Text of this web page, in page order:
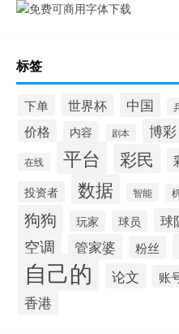
标签
下单 世界杯 中国
价格 内容 剧本 博彩
在线 平台 彩民
投资者 数据 智能
狗狗 玩家 球员 球
空调 管家婆 粉丝
自己的 论文 账
香港